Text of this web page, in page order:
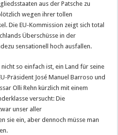
aus der Patsche zu
wegen ihrer tollen
Die EU-Kommission zeigt sich total
Überschüsse in der
sensationell hoch ausfallen.
so einfach ist, ein Land für seine
Präsident José Manuel Barroso und
Olli Rehn kürzlich mit einem
versucht: Die
unser aller
sie ein, aber dennoch müsse man